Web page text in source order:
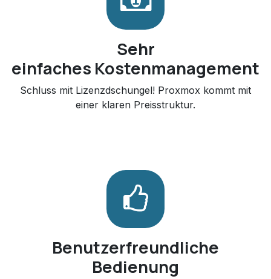
Sehr
einfaches Kostenmanagement
Schluss mit Lizenzdschungel! Proxmox kommt mit
einer klaren Preisstruktur.
Benutzerfreundliche
Bedienung